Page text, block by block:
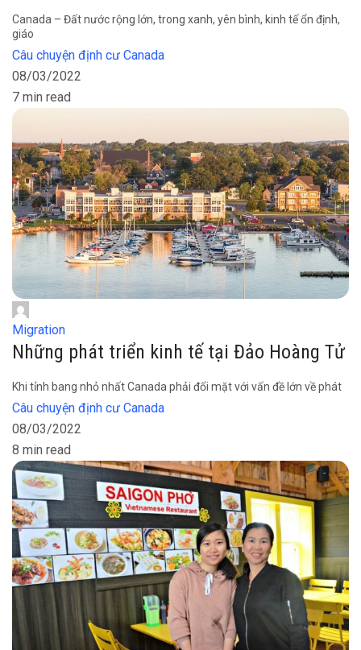
Canada – Đất nước rộng lớn, trong xanh, yên bình, kinh tế ổn định,
giáo
Câu chuyện định cư Canada
08/03/2022
7 min read
Migration
Những phát triển kinh tế tại Đảo Hoàng Tử
Khi tỉnh bang nhỏ nhất Canada phải đối mặt với vấn đề lớn về phát
Câu chuyện định cư Canada
08/03/2022
8 min read